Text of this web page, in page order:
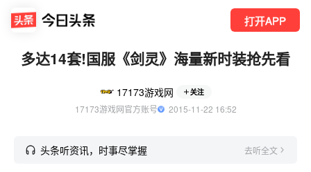
打开APP
多达14套!国服《剑灵》海量新时装抢先看
17173游戏网 关注
17173游戏网官方账号
  2015-11-22 16:52
头条听资讯，时事尽掌握 去听全文